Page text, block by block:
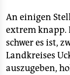
An einigen
extrem knapp.
schwer es ist,
Landkreises
auszugeben,